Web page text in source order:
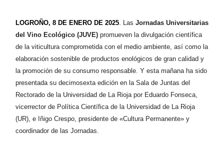
LOGROÑO, 8 DE ENERO DE 2025 Las Jornadas Universitarias
del Vino Ecológico (JUVE) promueven la divulgación científica
de la viticultura comprometida con el medio ambiente, así como la
elaboración sostenible de productos enológicos de gran calidad y
la promoción de su consumo responsable. Y esta mañana ha sido
presentada su decimosexta edición en la Sala de Juntas del
Rectorado de la Universidad de La Rioja por Eduardo Fonseca,
vicerrector de Política Científica de la Universidad de La Rioja
(UR), e Iñigo Crespo, presidente de «Cultura Permanente» y
coordinador de las Jornadas.